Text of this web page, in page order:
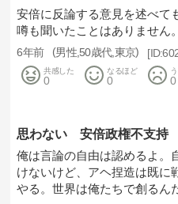
安倍に反論する意見を述べて
噂も聞いたことはありません。
6年前 男性 50歳代 東京
共感した
0
なるほど
0 0
思わない 安倍政権不支持
俺は言論の自由は認めるよ。
けないけど、アヘ捏造は既に
やる。世界は俺たちで創るん